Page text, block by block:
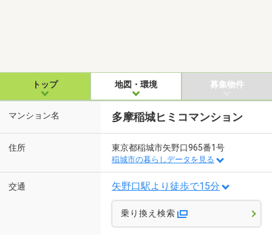
トップ 地図・環境 募集物件
マンション名 多摩稲城ヒミコマンション
住所 東京都稲城市矢野口965番1号
稲城市の暮らしデータを見る
交通 矢野口駅より徒歩で15分
乗り換え検索